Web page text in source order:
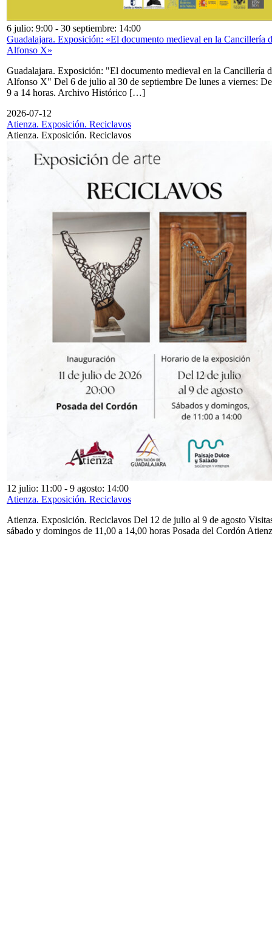
6 julio: 9:00 - 30 septiembre: 14:00
Guadalajara. Exposición: «El documento medieval en la Cancillería
Alfonso X»
Guadalajara. Exposición: "El documento medieval en la Cancillería
Alfonso X" Del 6 de julio al 30 de septiembre De lunes a viernes: De
9 a 14 horas. Archivo Histórico […]
2026-07-12
Atienza. Exposición. Reciclavos
Atienza. Exposición. Reciclavos
12 julio: 11:00 - 9 agosto: 14:00
Atienza. Exposición. Reciclavos
Atienza. Exposición. Reciclavos Del 12 de julio al 9 de agosto
sábado y domingos de 11,00 a 14,00 horas Posada del Cordón